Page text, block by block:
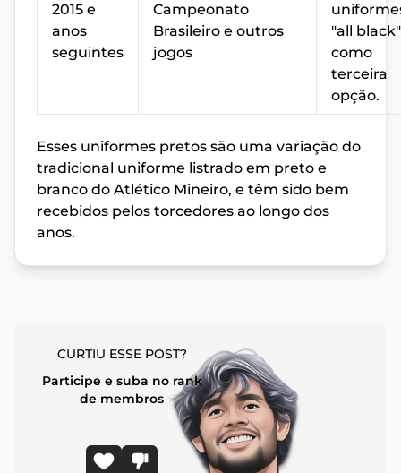
2015 e
anos
seguintes
Campeonato
Brasileiro e outros
jogos
"all black"
como
terceira
opção.
Esses uniformes pretos são uma variação do
tradicional uniforme listrado em preto e
branco do Atlético Mineiro, e têm sido bem
recebidos pelos torcedores ao longo dos
anos.
CURTIU ESSE POST?
Participe e suba no rank
de membros